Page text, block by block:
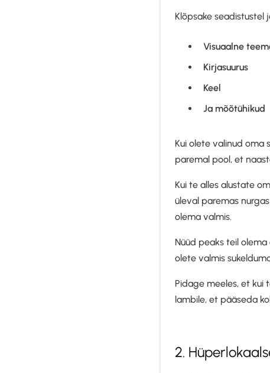
Klõpsake seadistustel
Visuaalne
Kirjasuurus
Keel
Ja mõõtühikud
Kui olete valinud oma
paremal pool, et
Kui te alles alustate
üleval paremas
olema valmis.
Nüüd peaks teil
olete valmis
Pidage meeles, et kui
lambile, et pääseda
2.